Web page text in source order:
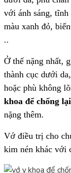
với ánh sáng,
màu xanh đỏ,
..
Ở thể nặng nhất,
thành cục dưới
hoặc phù không
khoa để chống
nặng thêm.
Vớ điều trị cho
kim nén khác với